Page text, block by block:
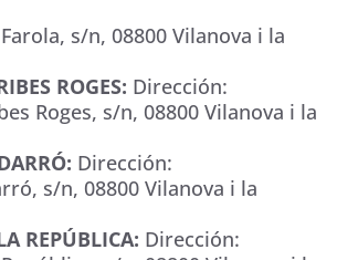
s/n, 08800 Vilanova i la
ROGES: Dirección:
Roges, s/n, 08800 Vilanova i la
Dirección:
s/n, 08800 Vilanova i la
REPÚBLICA: Dirección: